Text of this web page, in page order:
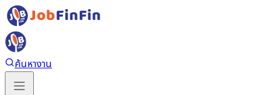
ค้นหางาน